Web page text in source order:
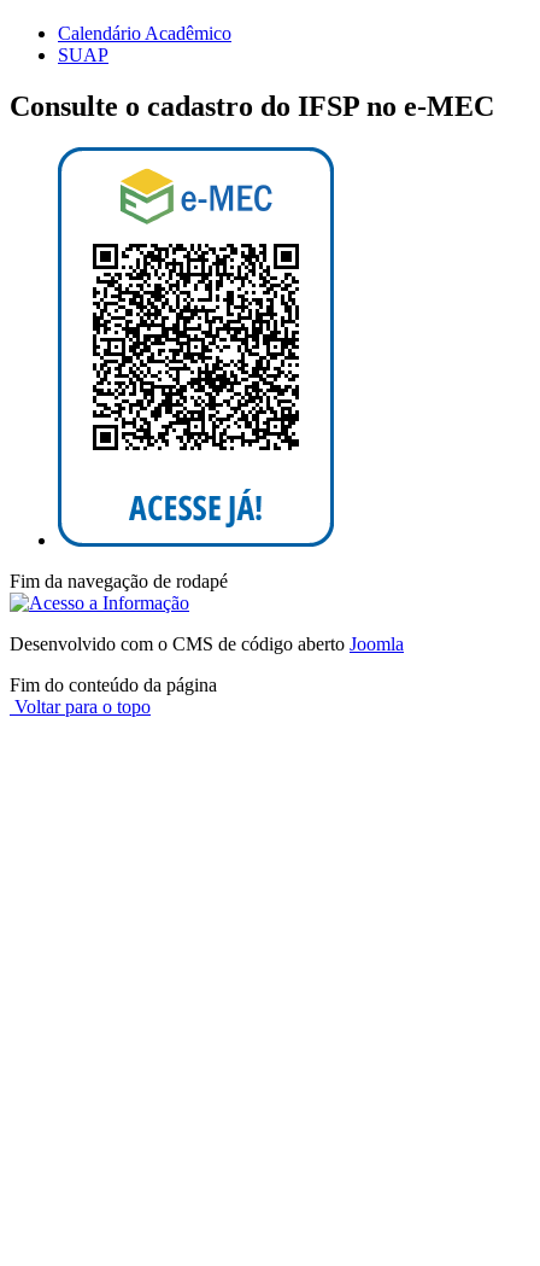
Calendário Acadêmico
SUAP
Consulte o cadastro do IFSP no e-MEC
Fim da navegação de rodapé
Desenvolvido com o CMS de código aberto Joomla
Fim do conteúdo da página
Voltar para o topo